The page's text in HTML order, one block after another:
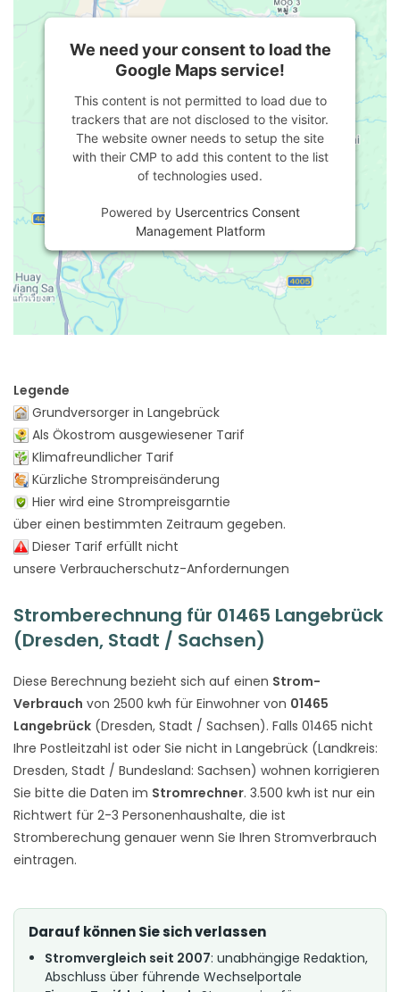
We need your consent to load the
Google Maps service!
This content is not permitted to load due to
trackers that are not disclosed to the visitor.
The website owner needs to setup the site
with their CMP to add this content to the list
of technologies used.
Powered by Usercentrics Consent
Management Platform
Legende
Grundversorger in Langebrück
Als Ökostrom ausgewiesener Tarif
Klimafreundlicher Tarif
Kürzliche Strompreisänderung
Hier wird eine Strompreisgarntie
über einen bestimmten Zeitraum gegeben.
Dieser Tarif erfüllt nicht
unsere Verbraucherschutz-Anfordernungen
Stromberechnung für 01465 Langebrück
(Dresden, Stadt / Sachsen)
Diese Berechnung bezieht sich auf einen Strom-
Verbrauch von 2500 kwh für Einwohner von 01465
Langebrück (Dresden, Stadt / Sachsen). Falls 01465 nicht
Ihre Postleitzahl ist oder Sie nicht in Langebrück (Landkreis:
Dresden, Stadt / Bundesland: Sachsen) wohnen korrigieren
Sie bitte die Daten im Stromrechner. 3.500 kwh ist nur ein
Richtwert für 2-3 Personenhaushalte, die ist
Stromberechung genauer wenn Sie Ihren Stromverbrauch
eintragen.
Darauf können Sie sich verlassen
Stromvergleich seit 2007: unabhängige Redaktion,
Abschluss über führende Wechselportale